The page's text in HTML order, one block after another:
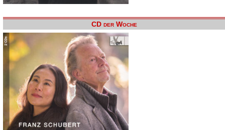
CD der Woche